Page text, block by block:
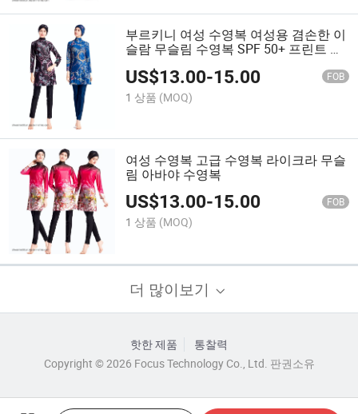
부르키니 여성 수영복 여성용 겸손한 이
슬람 무슬림 수영복 SPF 50+ 프린트 수
US$13.00-15.00 FOB
1 상품 (MOQ)
여성 수영복 고급 수영복 라이크라 무슬
림 아바야 수영복
US$13.00-15.00 FOB
1 상품 (MOQ)
더 많이보기
핫한 제품
통찰력
Copyright © 2026 Focus Technology Co., Ltd. 판권소유